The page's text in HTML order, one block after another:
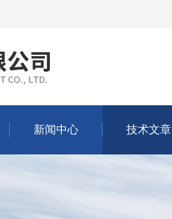
新闻中心 技术文章